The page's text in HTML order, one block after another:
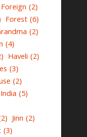
Foreign (2)
Forest (6)
(2)
(4)
Haveli (2)
(3)
(2)
India (5)
Jinn (2)
(3)